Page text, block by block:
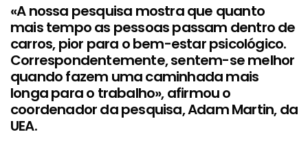
«A nossa pesquisa mostra que quanto
mais tempo as pessoas passam dentro de
carros, pior para o bem-estar psicológico.
Correspondentemente, sentem-se melhor
quando fazem uma caminhada mais
longa para o trabalho», afirmou o
coordenador da pesquisa, Adam Martin, da
UEA.